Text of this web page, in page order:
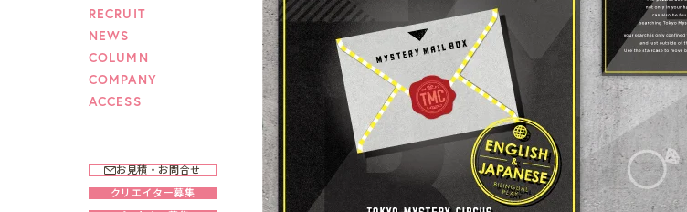
RECRUIT
NEWS
COLUMN
COMPANY
ACCESS
お見積・お問合せ
クリエイター募集